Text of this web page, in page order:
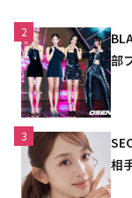
2
部
3
相